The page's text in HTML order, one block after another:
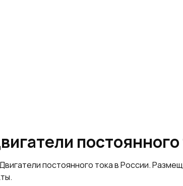
постоянного
постоянного тока в России.